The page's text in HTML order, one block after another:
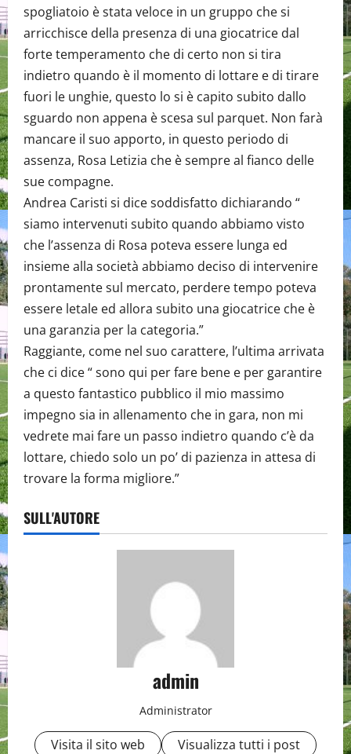
spogliatoio è stata veloce in un gruppo che si
arricchisce della presenza di una giocatrice dal
forte temperamento che di certo non si tira
indietro quando è il momento di lottare e di tirare
fuori le unghie, questo lo si è capito subito dallo
sguardo non appena è scesa sul parquet. Non farà
mancare il suo apporto, in questo periodo di
assenza, Rosa Letizia che è sempre al fianco delle
sue compagne.
Andrea Caristi si dice soddisfatto dichiarando “
siamo intervenuti subito quando abbiamo visto
che l’assenza di Rosa poteva essere lunga ed
insieme alla società abbiamo deciso di intervenire
prontamente sul mercato, perdere tempo poteva
essere letale ed allora subito una giocatrice che è
una garanzia per la categoria.”
Raggiante, come nel suo carattere, l’ultima arrivata
che ci dice “ sono qui per fare bene e per garantire
a questo fantastico pubblico il mio massimo
impegno sia in allenamento che in gara, non mi
vedrete mai fare un passo indietro quando c’è da
lottare, chiedo solo un po’ di pazienza in attesa di
trovare la forma migliore.”
SULL'AUTORE
admin
Administrator
Visita il sito web Visualizza tutti i post